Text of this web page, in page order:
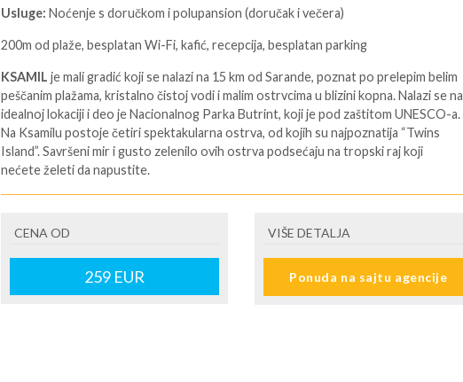
Usluge: Noćenje s doručkom i polupansion (doručak i večera)
200m od plaže, besplatan Wi-Fi, kafić, recepcija, besplatan parking
KSAMIL je mali gradić koji se nalazi na 15 km od Sarande, poznat po prelepim belim
peščanim plažama, kristalno čistoj vodi i malim ostrvcima u blizini kopna. Nalazi se na
idealnoj lokaciji i deo je Nacionalnog Parka Butrint, koji je pod zaštitom UNESCO-a.
Na Ksamilu postoje četiri spektakularna ostrva, od kojih su najpoznatija “Twins
Island”. Savršeni mir i gusto zelenilo ovih ostrva podsećaju na tropski raj koji
nećete želeti da napustite.
SMENE
NAPOMENE O CENI
U CENU JE UKLJUČENO
U CENU NIJE UKLJUČENO
CENA OD
259EUR
VIŠE DETALJA
Ponuda na sajtu agencije